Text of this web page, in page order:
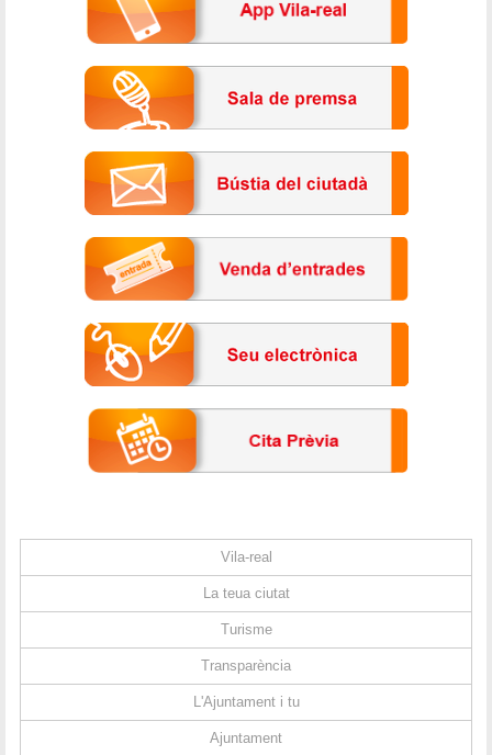
Vila-real
La teua ciutat
Turisme
Transparència
L'Ajuntament i tu
Ajuntament